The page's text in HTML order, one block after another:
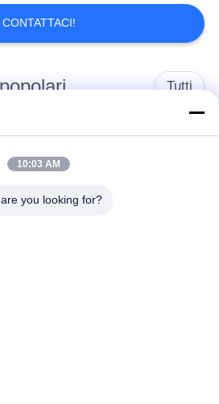
CONTATTACI!
Tutti
Connettore
10:03 AM
you looking for?